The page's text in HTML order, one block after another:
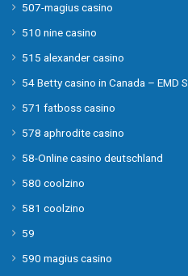
507-magius casino
510 nine casino
515 alexander casino
54 Betty casino in Canada – EMD S
571 fatboss casino
578 aphrodite casino
58-Online casino deutschland
580 coolzino
581 coolzino
59
590 magius casino